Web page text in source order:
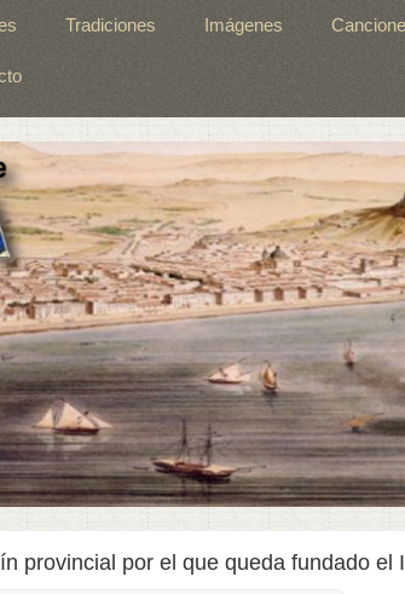
Tradiciones Imágenes
provincial por el que queda fundado el